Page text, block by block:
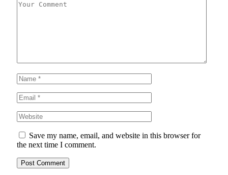
Save my name, email, and website in this browser for
the next time I comment.